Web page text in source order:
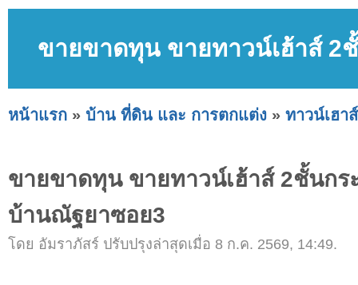
ขายขาดทุน ขายทาวน์เฮ้าส์
หน้าแรก » บ้าน ที่ดิน และ การตกแต่ง » ทาวน์เฮาส์
ขายขาดทุน ขายทาวน์เฮ้าส์ 2ชั้นก
บ้านณัฐยาซอย3
โดย อัมราภัสร์ ปรับปรุงล่าสุดเมื่อ 8 ก.ค. 2569, 14:49.